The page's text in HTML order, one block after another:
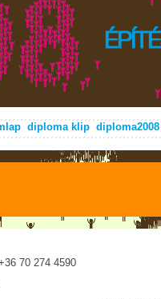
diploma klip diploma2008
70 274 4590